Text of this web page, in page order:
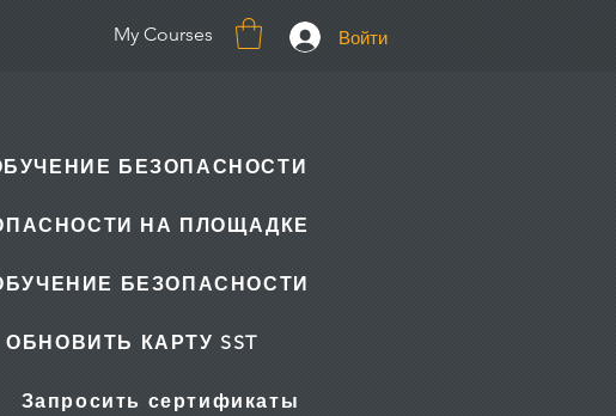
My Courses Войти
БЕЗОПАСНОСТИ
НА ПЛОЩАДКЕ
БЕЗОПАСНОСТИ
ОБНОВИТЬ КАРТУ SST
Запросить сертификаты